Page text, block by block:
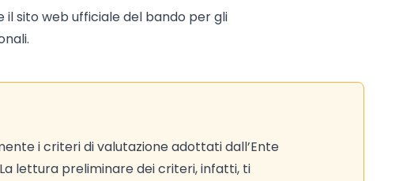
sito web ufficiale del bando per gli
i criteri di valutazione adottati dall’Ente
lettura preliminare dei criteri, infatti, ti